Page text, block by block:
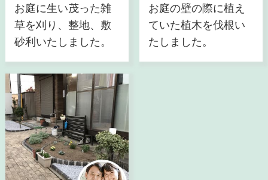
お庭に生い茂った雑
草を刈り、整地、敷
砂利いたしました。
お庭の壁の際に植え
ていた植木を伐根い
たしました。